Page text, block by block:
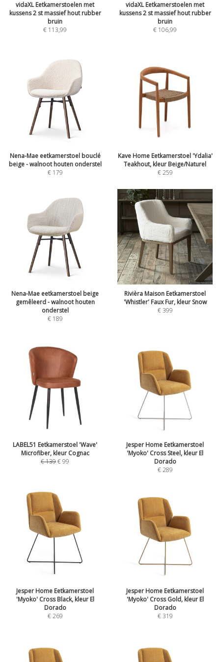
vidaXL Eetkamerstoelen met
kussens 2 st massief hout rubber
bruin
€ 113,99
vidaXL Eetkamerstoelen met
kussens 2 st massief hout rubber
bruin
€ 106,99
Nena-Mae eetkamerstoel bouclé
beige - walnoot houten onderstel
€ 179
Kave Home Eetkamerstoel 'Ydalia'
Teakhout, kleur Beige/Naturel
€259
Nena-Mae eetkamerstoel beige
gemêleerd - walnoot houten
onderstel
€ 189
Rivièra Maison Eetkamerstoel
'Whistler' Faux Fur, kleur Snow
€399
LABEL51 Eetkamerstoel 'Wave'
Microfiber, kleur Cognac
€139€99
Jesper Home Eetkamerstoel
'Myoko' Cross Steel, kleur El
Dorado
€289
Jesper Home Eetkamerstoel
'Myoko' Cross Black, kleur El
Dorado
€269
Jesper Home Eetkamerstoel
'Myoko' Cross Gold, kleur El
Dorado
€319